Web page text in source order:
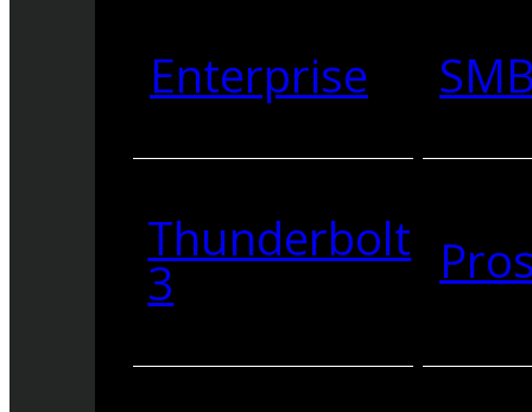
Enterprise
Thunderbolt
3